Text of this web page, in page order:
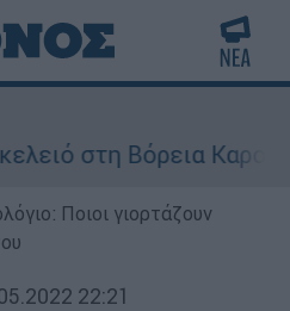
στη Βόρεια Καρολίνα
Ποιοι γιορτάζουν
22:21